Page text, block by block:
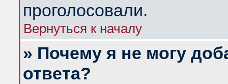
проголосовали.
Вернуться к началу
» Почему я не могу
ответа?